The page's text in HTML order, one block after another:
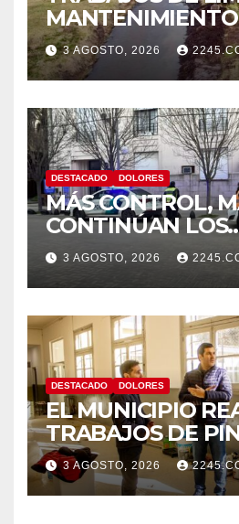
CANAL LA PICASA
3 AGOSTO, 2026
DESTACADO DOLORES
MÁS CONTROL,
CONTINÚAN LOS
OPERATIVOS
DE TRÁNSITO EN
3 AGOSTO, 2026
DESTACADO DOLORES
EL MUNICIPIO
TRABAJOS DE
LA ESCUELA N.º 10
3 AGOSTO, 2026